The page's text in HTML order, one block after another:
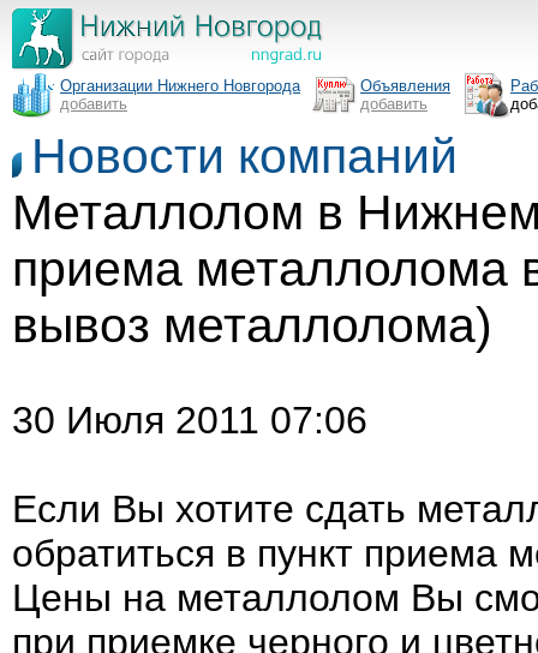
Организации Нижнего Новгорода
добавить
Объявления
добавить
Новости компаний
Металлолом в
приема металлолома
вывоз металлолома)
30 Июля 2011 07:06
Если Вы хотите сдать
обратиться в пункт
Цены на металлолом Вы
при приемке черного и